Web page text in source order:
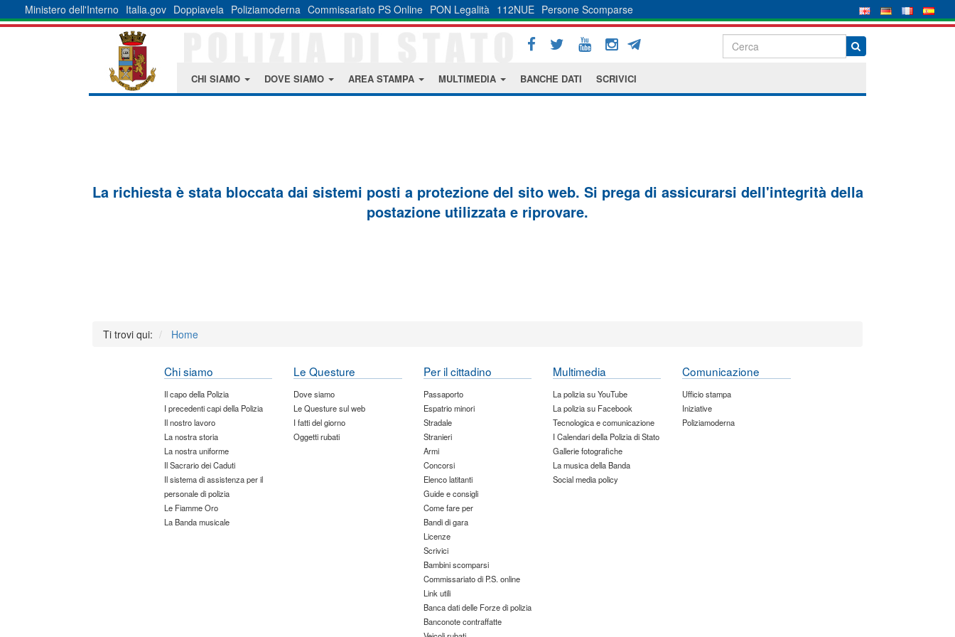
Ministero dell'Interno Italia.gov Doppiavela Poliziamoderna Commissariato PS Online PON Legalità 112NUE Persone Scomparse
CHI SIAMO DOVE SIAMO AREA STAMPA MULTIMEDIA BANCHE DATI SCRIVICI
La richiesta è stata bloccata dai sistemi posti a protezione del sito web. Si prega di assicurarsi dell'integrità della
postazione utilizzata e riprovare.
Ti trovi qui: Home
Chi siamo
Il capo della Polizia
I precedenti capi della Polizia
Il nostro lavoro
La nostra storia
La nostra uniforme
Il Sacrario dei Caduti
Il sistema di assistenza per il
personale di polizia
Le Fiamme Oro
La Banda musicale
Le Questure
Dove siamo
Le Questure sul web
I fatti del giorno
Oggetti rubati
Per il cittadino
Passaporto
Espatrio minori
Stradale
Stranieri
Armi
Concorsi
Elenco latitanti
Guide e consigli
Come fare per
Bandi di gara
Licenze
Scrivici
Bambini scomparsi
Commissariato di P.S. online
Link utili
Banca dati delle Forze di polizia
Banconote contraffatte
Multimedia
La polizia su YouTube
La polizia su Facebook
Tecnologica e comunicazione
I Calendari della Polizia di Stato
Gallerie fotografiche
La musica della Banda
Social media policy
Comunicazione
Ufficio stampa
Iniziative
Poliziamoderna